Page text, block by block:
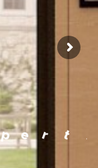
Mana g m e